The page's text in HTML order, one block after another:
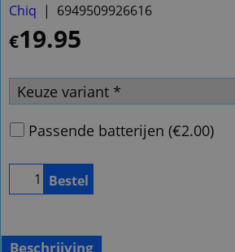
Chiq 6949509926616
€19.95
Passende batterijen (€2.00)
Bestel
Beschrijving